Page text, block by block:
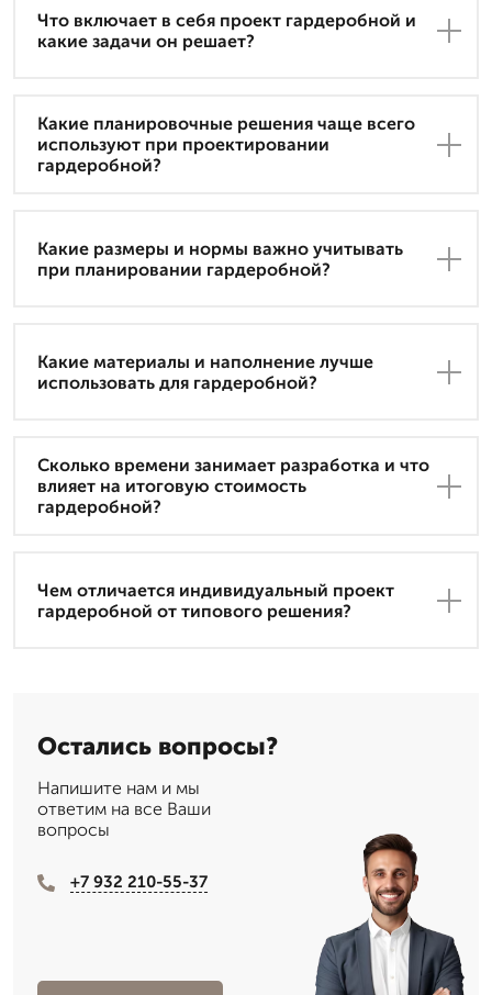
Что включает в себя проект гардеробной и
какие задачи он решает?
Какие планировочные решения чаще всего
используют при проектировании
гардеробной?
Какие размеры и нормы важно учитывать
при планировании гардеробной?
Какие материалы и наполнение лучше
использовать для гардеробной?
Сколько времени занимает разработка и что
влияет на итоговую стоимость
гардеробной?
Чем отличается индивидуальный проект
гардеробной от типового решения?
Остались вопросы?
Напишите нам и мы
ответим на все Ваши
вопросы
+7 932 210-55-37